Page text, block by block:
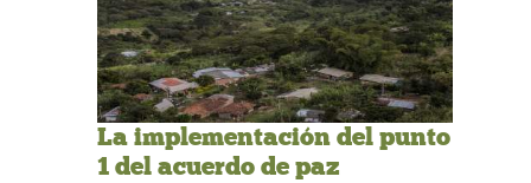
La implementación del punto
1 del acuerdo de paz